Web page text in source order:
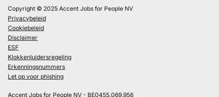
Copyright © 2025 Accent Jobs for People NV
Privacybeleid
Cookiebeleid
Disclaimer
ESF
Klokkenluidersregeling
Erkenningsnummers
Let op voor phishing
Accent Jobs for People NV - BE0455.069.956